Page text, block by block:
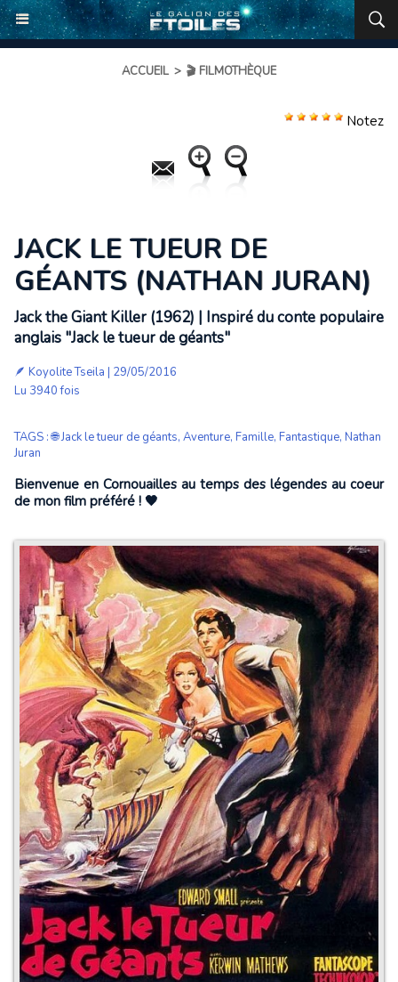
ACCUEIL > 🎬 FILMOTHÈQUE
Notez
JACK LE TUEUR DE
GÉANTS (NATHAN JURAN)
Jack the Giant Killer (1962) | Inspiré du conte populaire
anglais "Jack le tueur de géants"
🪶 Koyolite Tseila | 29/05/2016
Lu 3940 fois
TAGS :🌐 Jack le tueur de géants, Aventure, Famille, Fantastique, Nathan
Juran
Bienvenue en Cornouailles au temps des légendes au coeur
de mon film préféré ! 🖤